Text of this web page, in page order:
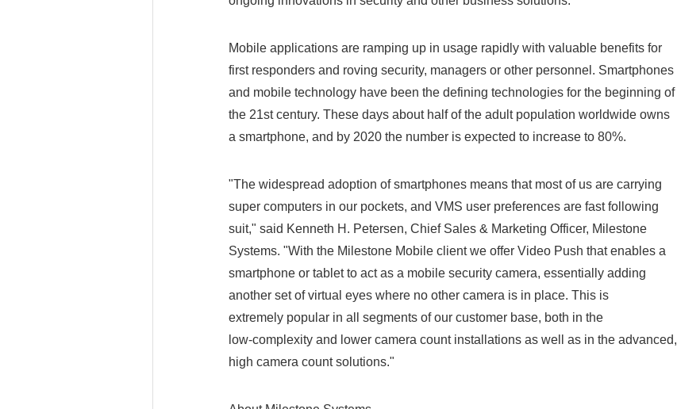
Mobile applications are ramping up in usage rapidly with valuable benefits for
first responders and roving security, managers or other personnel. Smartphones
and mobile technology have been the defining technologies for the beginning of
the 21st century. These days about half of the adult population worldwide owns
a smartphone, and by 2020 the number is expected to increase to 80%.
"The widespread adoption of smartphones means that most of us are carrying
super computers in our pockets, and VMS user preferences are fast following
suit," said Kenneth H. Petersen, Chief Sales & Marketing Officer, Milestone
Systems. "With the Milestone Mobile client we offer Video Push that enables a
smartphone or tablet to act as a mobile security camera, essentially adding
another set of virtual eyes where no other camera is in place. This is
extremely popular in all segments of our customer base, both in the
low-complexity and lower camera count installations as well as in the advanced,
high camera count solutions."